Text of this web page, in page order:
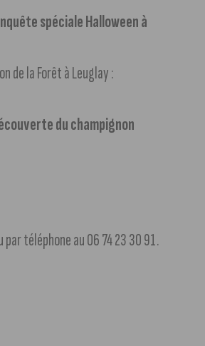
spéciale Halloween à
de la Forêt à Leuglay :
du champignon
par téléphone au 06 74 23 30 91.